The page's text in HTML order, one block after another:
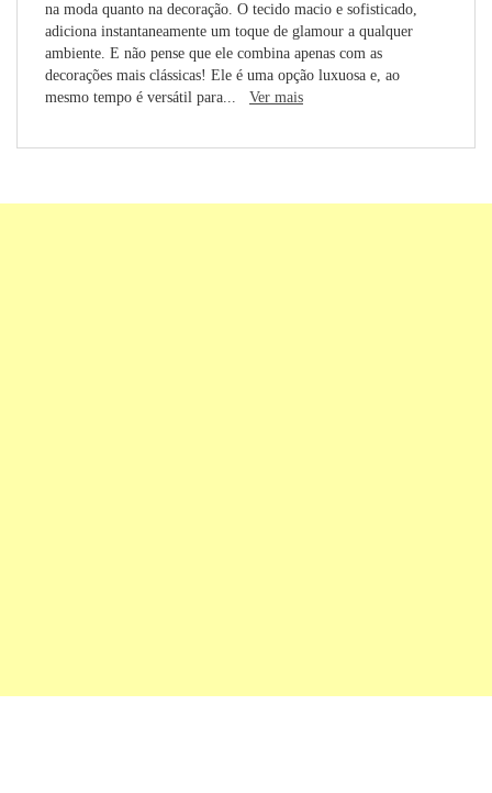
na moda quanto na decoração. O tecido macio e sofisticado,
adiciona instantaneamente um toque de glamour a qualquer
ambiente. E não pense que ele combina apenas com as
decorações mais clássicas! Ele é uma opção luxuosa e, ao
mesmo tempo é versátil para... Ver mais